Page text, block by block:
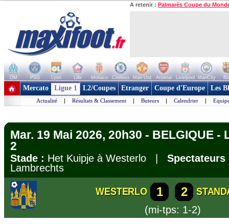
A retenir : Palmarès Coupe du
OM PSG Lyon Lille Monaco Chelsea Man Utd Arsenal Liverpool ManCity
+ de clubs
Mercato Ligue 1 L2/Coupes Etranger Coupe d'Europe Les
Actualité | Résultats & Classement | Buteurs | Calendrier |
Mar. 19 Mai 2026, 20h30 - BELGIQUE
2
Stade : Het Kuipje à Westerlo | Spectateurs
Lambrechts
WESTERLO 1 2
(mi-tps: 1-2)